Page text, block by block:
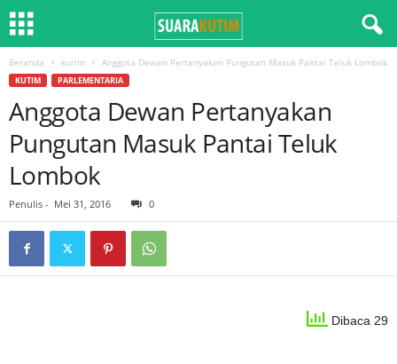
Beranda kutim Anggota Dewan Pertanyakan Pungutan Masuk Pantai Teluk Lombok
KUTIM PARLEMENTARIA
Anggota Dewan Pertanyakan
Pungutan Masuk Pantai Teluk
Lombok
Penulis - Mei 31, 2016 0
Dibaca 29